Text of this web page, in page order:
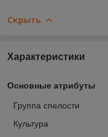
Скрыть
Характеристики
Основные атрибуты
Группа спелости
Культура